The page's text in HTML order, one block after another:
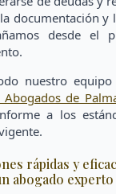
documentación y
desde el
nuestro
Abogados de
a los
rápidas y
abogado